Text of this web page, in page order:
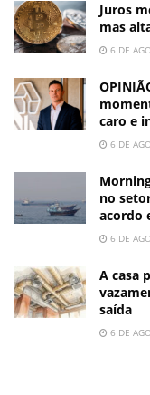
Juros
mas
6 DE
caro e
6 DE
no
acordo
6 DE
A casa
saída
6 DE